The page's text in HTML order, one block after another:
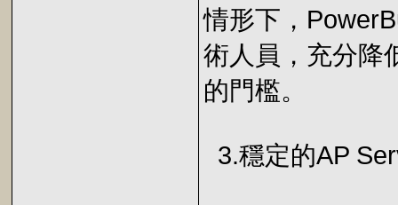
情形下，
術人員，充分降
的門檻。
3.穩定的AP